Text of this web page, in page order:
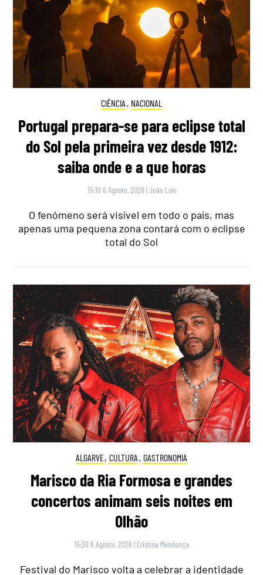
CIÊNCIA , NACIONAL
Portugal prepara-se para eclipse total
do Sol pela primeira vez desde 1912:
saiba onde e a que horas
15:10 6 Agosto, 2026 |João Luís
O fenómeno será visível em todo o país, mas
apenas uma pequena zona contará com o eclipse
total do Sol
ALGARVE, CULTURA , GASTRONOMIA
Marisco da Ria Formosa e grandes
concertos animam seis noites em
Olhão
15:30 6 Agosto, 2026 | Cristina Mendonça
Festival do Marisco volta a celebrar a identidade